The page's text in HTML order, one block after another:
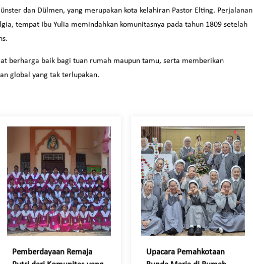
dan Dülmen, yang merupakan kota kelahiran Pastor Elting. Perjalanan
tempat Ibu Yulia memindahkan komunitasnya pada tahun 1809 setelah
berharga baik bagi tuan rumah maupun tamu, serta memberikan
global yang tak terlupakan.
Pemberdayaan Remaja
Upacara Pemahkotaan